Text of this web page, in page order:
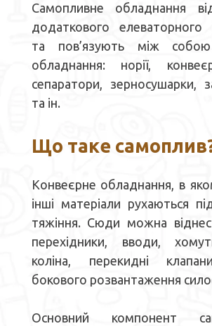
Самопливне обладнання
додаткового елеваторного
та пов’язують між
обладнання: норії,
сепаратори, зерносушарки,
та ін.
Що таке
Конвеєрне обладнання, в
інші матеріали рухаються
тяжіння. Сюди можна
перехідники, вводи,
коліна, перекидні
бокового розвантаження
Основний компонент